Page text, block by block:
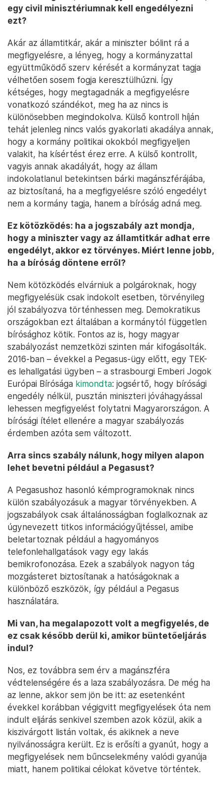
egy civil minisztériumnak kell engedélyezni
ezt?
Akár az államtitkár, akár a miniszter bólint rá a
megfigyelésre, a lényeg, hogy a kormányzattal
együttműködő szerv kérését a kormányzat tagja
vélhetően sosem fogja keresztülhúzni. Így
kétséges, hogy megtagadnák a megfigyelésre
vonatkozó szándékot, meg ha az nincs is
különösebben megindokolva. Külső kontroll híján
tehát jelenleg nincs valós gyakorlati akadálya annak,
hogy a kormány politikai okokból megfigyeljen
valakit, ha kísértést érez erre. A külső kontrollt,
vagyis annak akadályát, hogy az állam
indokolatlanul betekintsen bárki magánszférájába,
az biztosítaná, ha a megfigyelésre szóló engedélyt
nem a kormány tagja, hanem a bíróság adná meg.
Ez kötözködés: ha a jogszabály azt mondja,
hogy a miniszter vagy az államtitkár adhat erre
engedélyt, akkor ez törvényes. Miért lenne jobb,
ha a bíróság döntene erről?
Nem kötözködés elvárniuk a polgároknak, hogy
megfigyelésük csak indokolt esetben, törvényileg
jól szabályozva történhessen meg. Demokratikus
országokban ezt általában a kormánytól független
bírósághoz kötik. Fontos az is, hogy magyar
szabályozást nemzetközi szinten már kifogásolták.
2016-ban – évekkel a Pegasus-ügy előtt, egy TEK-
es lehallgatási ügyben – a strasbourgi Emberi Jogok
Európai Bírósága kimondta: jogsértő, hogy bírósági
engedély nélkül, pusztán miniszteri jóváhagyással
lehessen megfigyelést folytatni Magyarországon. A
bírósági ítélet ellenére a magyar szabályozás
érdemben azóta sem változott.
Arra sincs szabály nálunk, hogy milyen alapon
lehet bevetni például a Pegasust?
A Pegasushoz hasonló kémprogramoknak nincs
külön szabályozásuk a magyar törvényekben. A
jogszabályok csak általánosságban foglalkoznak az
úgynevezett titkos információgyűjtéssel, amibe
beletartoznak például a hagyományos
telefonlehallgatások vagy egy lakás
bemikrofonozása. Ezek a szabályok nagyon tág
mozgásteret biztosítanak a hatóságoknak a
különböző eszközök, így például a Pegasus
használatára.
Mi van, ha megalapozott volt a megfigyelés, de
ez csak később derül ki, amikor büntetőeljárás
indul?
Nos, ez továbbra sem érv a magánszféra
védtelenségére és a laza szabályozásra. De még ha
az lenne, akkor sem jön be itt: az esetenként
évekkel korábban végigvitt megfigyelések óta nem
indult eljárás senkivel szemben azok közül, akik a
kiszivárgott listán voltak, és akiknek a neve
nyilvánosságra került. Ez is erősíti a gyanút, hogy a
megfigyelések nem bűncselekmény valódi gyanúja
miatt, hanem politikai célokat követve történtek.